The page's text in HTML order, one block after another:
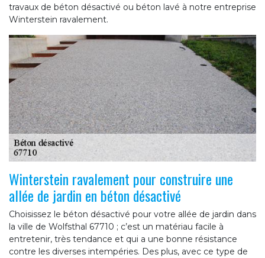
travaux de béton désactivé ou béton lavé à notre entreprise
Winterstein ravalement.
Winterstein ravalement pour construire une
allée de jardin en béton désactivé
Choisissez le béton désactivé pour votre allée de jardin dans
la ville de Wolfsthal 67710 ; c’est un matériau facile à
entretenir, très tendance et qui a une bonne résistance
contre les diverses intempéries. Des plus, avec ce type de